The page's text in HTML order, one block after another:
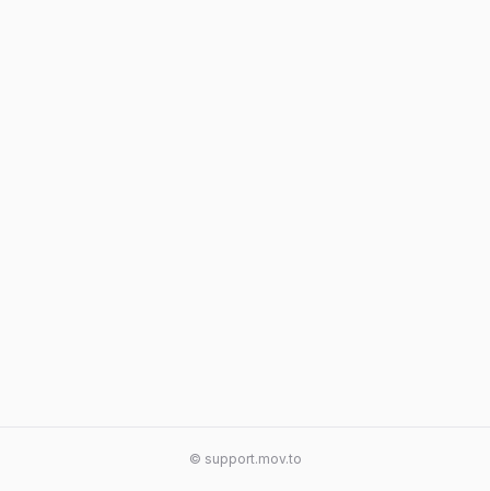
© support.mov.to